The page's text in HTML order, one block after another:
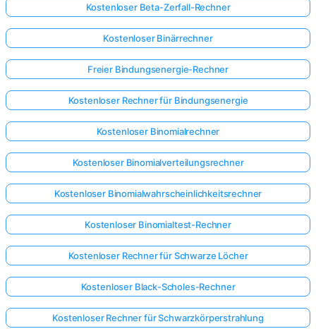
Kostenloser Beta-Zerfall-Rechner
Kostenloser Binärrechner
Freier Bindungsenergie-Rechner
Kostenloser Rechner für Bindungsenergie
Kostenloser Binomialrechner
Kostenloser Binomialverteilungsrechner
Kostenloser Binomialwahrscheinlichkeitsrechner
Kostenloser Binomialtest-Rechner
Kostenloser Rechner für Schwarze Löcher
Kostenloser Black-Scholes-Rechner
Kostenloser Rechner für Schwarzkörperstrahlung